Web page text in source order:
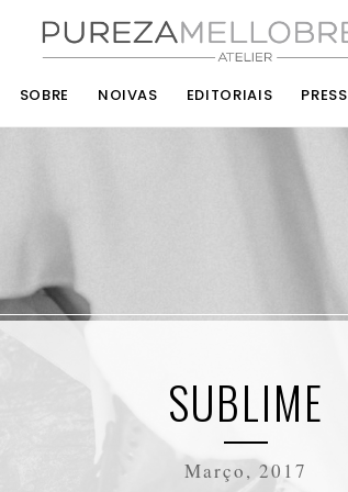
SOBRE NOIVAS EDITORIAIS PRESS
SUBLIME
Março, 2017